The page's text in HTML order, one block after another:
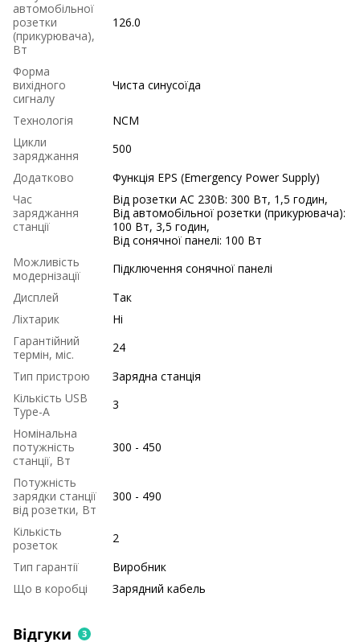
автомобільної
розетки
(прикурювача),
Вт
126.0
Форма
вихідного
сигналу
Чиста синусоїда
Технологія
NCM
Цикли
заряджання
500
Додатково
Функція EPS (Emergency Power Supply)
Час
заряджання
станції
Від розетки AC 230В: 300 Вт, 1,5 годин,
Від автомобільної розетки (прикурювача):
100 Вт, 3,5 годин,
Від сонячної панелі: 100 Вт
Можливість
модернізації
Підключення сонячної панелі
Дисплей
Так
Ліхтарик
Ні
Гарантійний
термін, міс.
24
Тип пристрою
Зарядна станція
Кількість USB
Type-A
3
Номінальна
потужність
станції, Вт
300 - 450
Потужність
зарядки станції
від розетки, Вт
300 - 490
Кількість
розеток
2
Тип гарантії
Виробник
Що в коробці
Зарядний кабель
Відгуки 3